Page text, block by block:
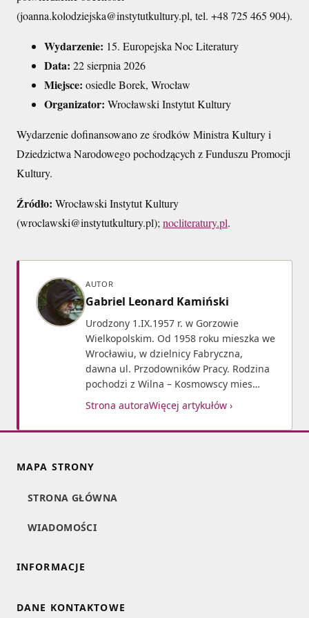
(joanna.kolodziejska@instytutkultury.pl, tel. +48 725 465 904).
Wydarzenie: 15. Europejska Noc Literatury
Data: 22 sierpnia 2026
Miejsce: osiedle Borek, Wrocław
Organizator: Wrocławski Instytut Kultury
Wydarzenie dofinansowano ze środków Ministra Kultury i
Dziedzictwa Narodowego pochodzących z Funduszu Promocji
Kultury.
Źródło: Wrocławski Instytut Kultury
(wroclawski@instytutkultury.pl); nocliteratury.pl.
AUTOR
Gabriel Leonard Kamiński
Urodzony 1.IX.1957 r. w Gorzowie
Wielkopolskim. Od 1958 roku mieszka we
Wrocławiu, w dzielnicy Fabryczna,
dawna ul. Przodowników Pracy. Rodzina
pochodzi z Wilna – Kosmowscy mies…
Strona autoraWięcej artykułów ›
MAPA STRONY
STRONA GŁÓWNA
WIADOMOŚCI
INFORMACJE
DANE KONTAKTOWE